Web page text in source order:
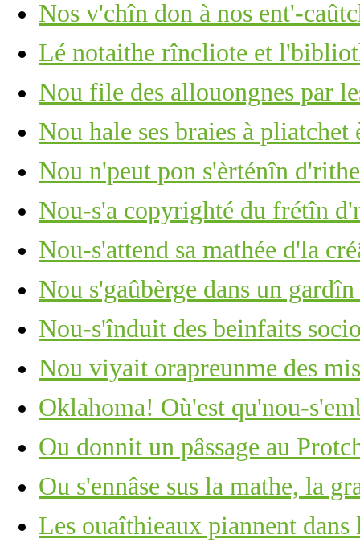
Nos v'chîn don à nos ent'-
Lé notaithe rîncliote et
Nou file des allouongnes par
Nou hale ses braies à pliatchet
Nou n'peut pon s'èrténîn
Nou-s'a copyrighté du frétîn
Nou-s'attend sa mathée d'la
Nou s'gaûbèrge dans un
Nou-s'înduit des beinfaits
Nou viyait orapreunme des
Oklahoma! Où'est qu'nou-
Ou donnit un pâssage au
Ou s'ennâse sus la mathe, la
Les ouaîthieaux piannent dans